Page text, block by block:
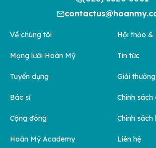
Về chúng tôi
Mạng lưới Hoàn Mỹ
Tuyển dụng
Bác sĩ
Cộng đồng
Hoàn Mỹ Academy
Hội thảo &
Tin tức
Giải thưởng
Chính
Chính
Liên hệ